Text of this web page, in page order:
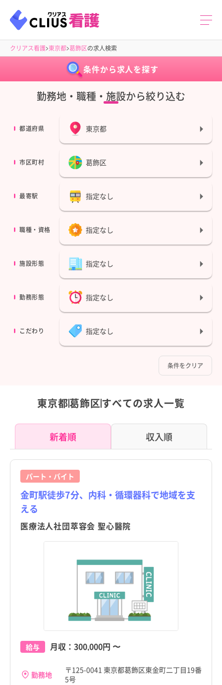
クリアス看護 東京都 葛飾区の求人検索
条件から求人を探す
勤務地・職種・施設から絞り込む
都道府県 東京都
市区町村 葛飾区
最寄駅 指定なし
職種・資格 指定なし
施設形態 指定なし
勤務形態 指定なし
こだわり 指定なし
条件をクリア
東京都葛飾区すべての求人一覧
新着順 収入順
パート・バイト
金町駅徒歩7分、内科・循環器科で地域を支
える
医療法人社団萃容会 聖心醫院
給与 月収： 300,000円 〜
勤務地
〒125-0041 東京都葛飾区東金町二丁目19番
5号